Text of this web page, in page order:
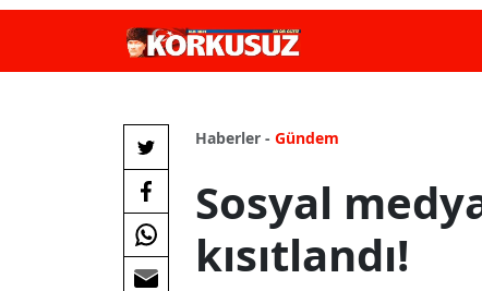
Haberler - Gündem
Sosyal
kısıtlandı!